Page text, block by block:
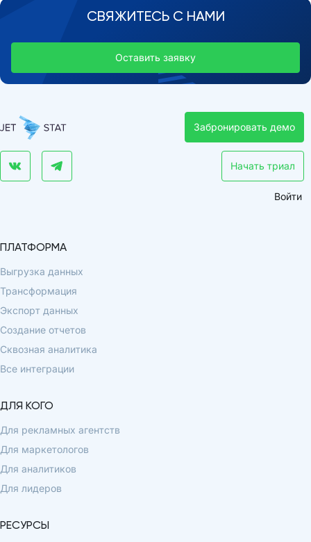
СВЯЖИТЕСЬ С НАМИ
Оставить заявку
Забронировать демо
Начать триал
Войти
ПЛАТФОРМА
Выгрузка данных
Трансформация
Экспорт данных
Создание отчетов
Сквозная аналитика
Все интеграции
ДЛЯ КОГО
Для рекламных агентств
Для маркетологов
Для аналитиков
Для лидеров
РЕСУРСЫ